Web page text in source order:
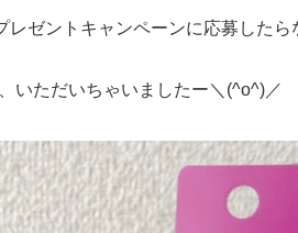
ゼントキャンペーンに応募したら
いただいちゃいましたー＼(^o^)／